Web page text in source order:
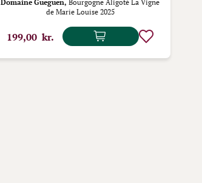
Domaine Gueguen, Bourgogne Aligoté La Vigne
de Marie Louise 2025
199,00 kr.